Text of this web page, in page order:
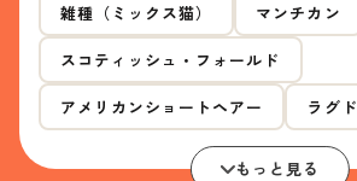
雑種（ミックス猫） マンチカン
スコティッシュ・フォールド
アメリカンショートヘアー ラグ
もっと見る